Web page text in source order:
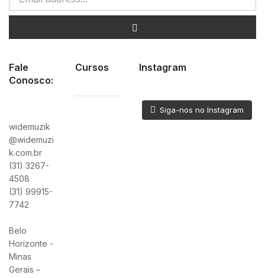
Fale
Conosco:
widemuzik
@widemuzi
k.com.br
(31) 3267-
4508
(31) 99915-
7742
Belo
Horizonte -
Minas
Gerais –
Cursos Instagram
Siga-nos no Instagram